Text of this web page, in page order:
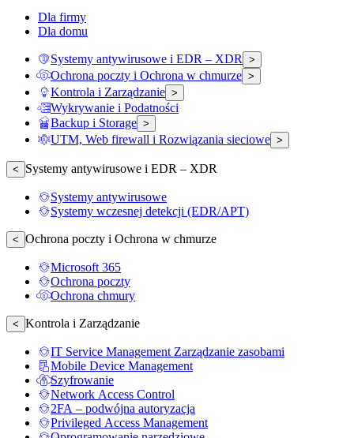
Dla firmy
Dla domu
Systemy antywirusowe i EDR – XDR >
Ochrona poczty i Ochrona w chmurze >
Kontrola i Zarządzanie >
Wykrywanie i Podatności
Backup i Storage >
UTM, Web firewall i Rozwiązania sieciowe >
< Systemy antywirusowe i EDR – XDR
Systemy antywirusowe
Systemy wczesnej detekcji (EDR/APT)
< Ochrona poczty i Ochrona w chmurze
Microsoft 365
Ochrona poczty
Ochrona chmury
< Kontrola i Zarządzanie
IT Service Management Zarządzanie zasobami
Mobile Device Management
Szyfrowanie
Network Access Control
2FA – podwójna autoryzacja
Privileged Access Management